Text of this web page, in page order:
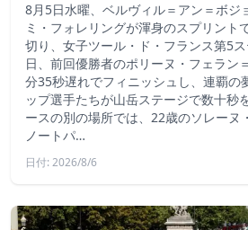
8月5日水曜、ベルヴィル＝アン＝ボジ
ミ・フォレリングが渾身のスプリント
切り、女子ツール・ド・フランス第5
日、前回優勝者のポリーヌ・フェラン
分35秒遅れでフィニッシュし、連覇の
ップ選手たちが山岳ステージで数十秒
ースの別の場所では、22歳のソレーヌ
ノートパ…
日付: 2026/8/6